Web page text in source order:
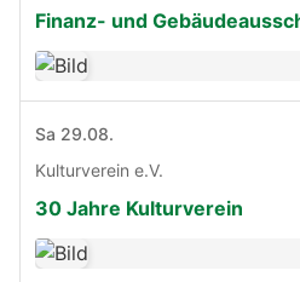
Finanz- und
Sa 29.08.
Kulturverein e.V.
30 Jahre Kulturverein